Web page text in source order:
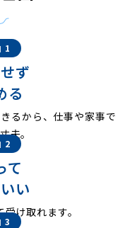
1
ず
る
るから、仕事や家事で
夫。
2
て
い
け取れます。
3